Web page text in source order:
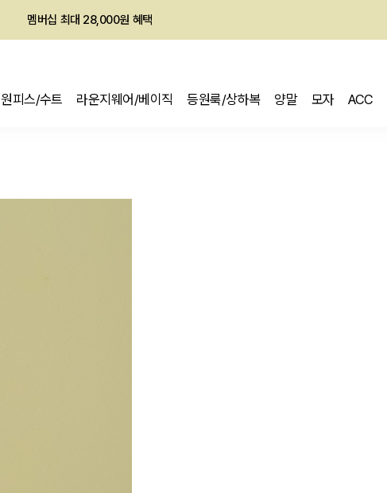
회원전용 아울렛, 가입하면 ~60% 할인!
원피스/수트 라운지웨어/베이직 등원룩/상하복 양말 모자 ACC